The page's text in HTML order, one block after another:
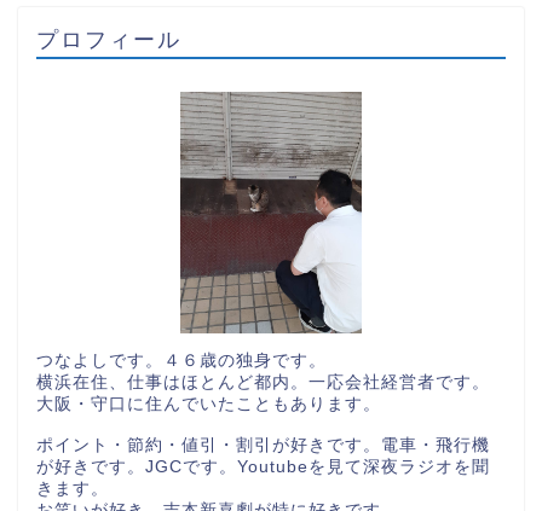
プロフィール
つなよしです。４６歳の独身です。
横浜在住、仕事はほとんど都内。一応会社経営者です。
大阪・守口に住んでいたこともあります。
ポイント・節約・値引・割引が好きです。電車・飛行機
が好きです。JGCです。Youtubeを見て深夜ラジオを聞
きます。